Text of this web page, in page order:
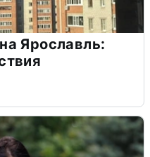
Ярославль: